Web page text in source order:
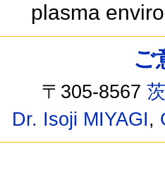
plasma
ご
〒305-8567
Dr. Isoji MIYAGI,